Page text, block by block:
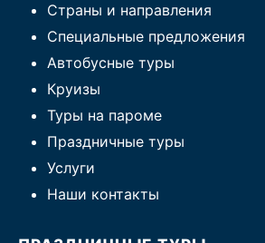
Страны и направления
Специальные предложения
Автобусные туры
Круизы
Туры на пароме
Праздничные туры
Услуги
Наши контакты